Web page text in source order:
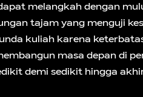
melangkah dengan
tajam yang menguji
kuliah karena
masa depan di
demi sedikit hingga